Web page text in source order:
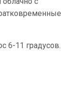
6-11 градусов.